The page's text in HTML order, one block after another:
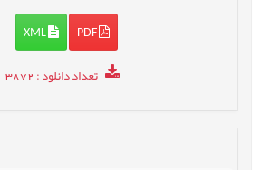
PDF
XML
تعداد دانلود: 3872